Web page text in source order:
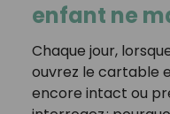
enfant ne
Chaque jour,
ouvrez le cartable
encore intact ou